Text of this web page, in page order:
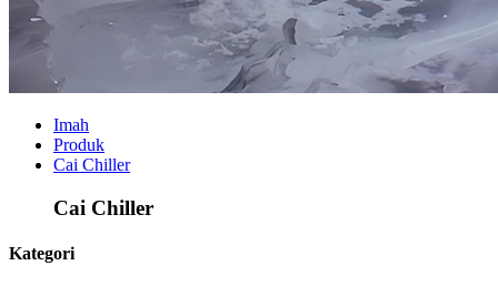
Imah
Produk
Cai Chiller
Cai Chiller
Kategori